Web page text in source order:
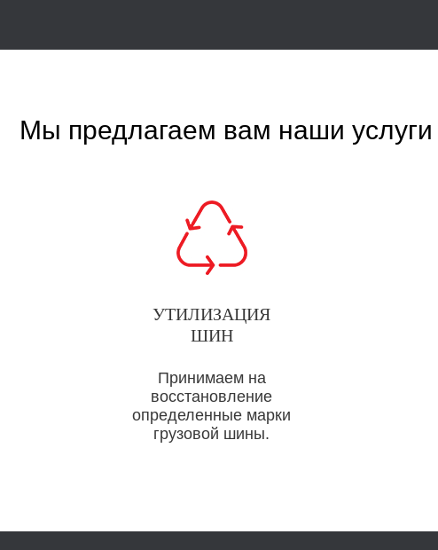
Мы предлагаем вам наши услуги
УТИЛИЗАЦИЯ
ШИН
Принимаем на
восстановление
определенные марки
грузовой шины.